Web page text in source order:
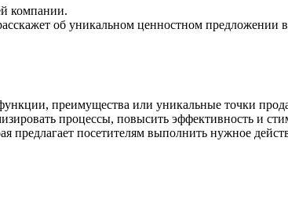
компании.
об уникальном ценностном предложении
преимущества или уникальные точки
процессы, повысить эффективность и
посетителям выполнить нужное